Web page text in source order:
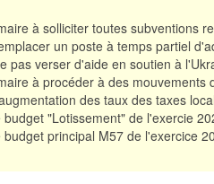
à solliciter toutes subventions
un poste à temps partiel
pas verser d'aide en soutien à
à procéder à des mouvements
des taux des taxes
"Lotissement" de l'exercie
principal M57 de l'exercice